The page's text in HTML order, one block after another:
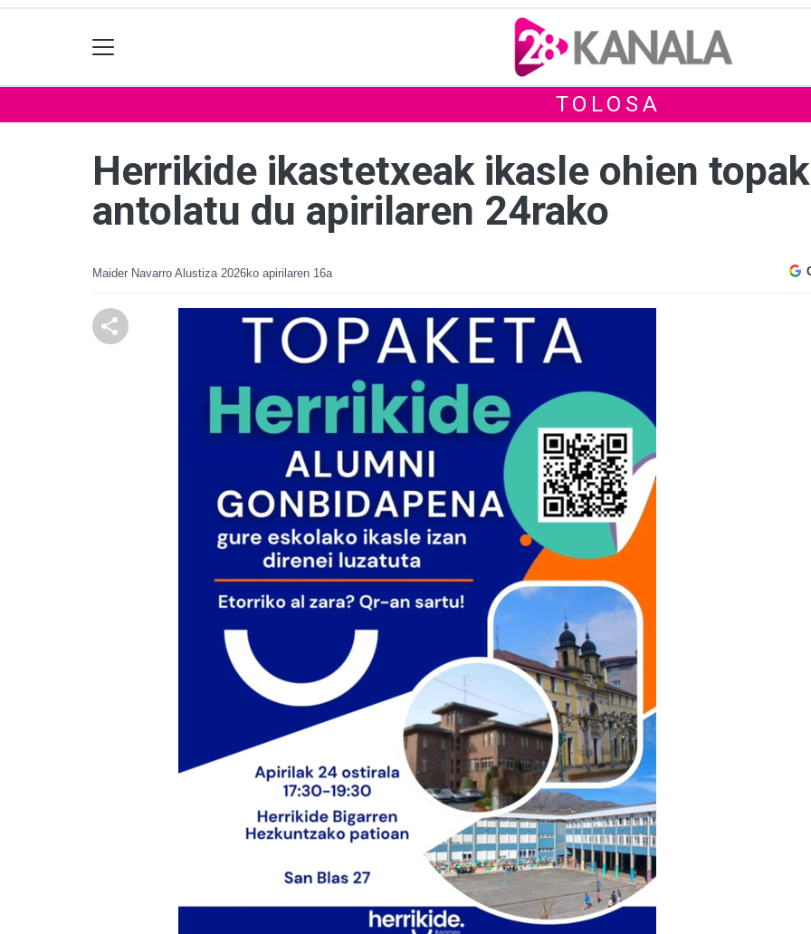
TOLOSA
Herrikide ikastetxeak ikasle ohien
antolatu du apirilaren 24rako
Maider Navarro Alustiza 2026ko apirilaren 16a